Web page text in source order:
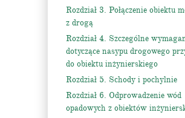
Rozdział 3. Połączenie obiektu
z drogą
Rozdział 4. Szczególne
dotyczące nasypu drogowego
do obiektu inżynierskiego
Rozdział 5. Schody i pochylnie
Rozdział 6. Odprowadzenie wód
opadowych z obiektów